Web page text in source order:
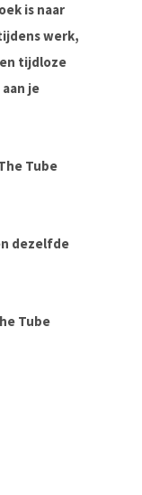
is naar
werk,
tijdloze
je
Tube
dezelfde
Tube